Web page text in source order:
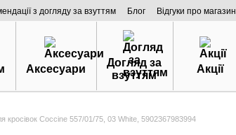
з догляду за взуттям Блог Відгуки про магазин
Аксесуари
Догляд за
взуттям
Акції
кросівок Coccine 557/01/75, 03 White, 5902367983994